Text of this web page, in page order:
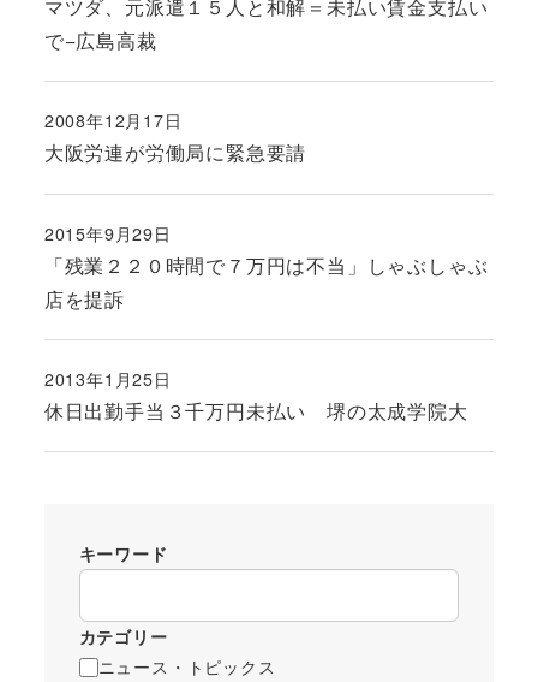
マツダ、元派遣１５人と和解＝未払い賃金支払い
で−広島高裁
大阪労連が労働局に緊急要請
投稿日
2008年12月17日
「残業２２０時間で７万円は不当」しゃぶしゃぶ
店を提訴
投稿日
2015年9月29日
休日出勤手当３千万円未払い 堺の太成学院大
投稿日
2013年1月25日
キーワード
カテゴリー
ニュース・トピックス